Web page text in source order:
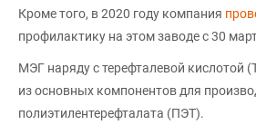
Кроме того, в 2020 году компания
профилактику на этом заводе с 30
МЭГ наряду с терефталевой кислотой
из основных компонентов для
полиэтилентерефталата (ПЭТ).